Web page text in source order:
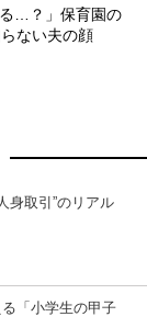
る…？」保育園の
ない夫の顔
身取引”のリアル
「小学生の甲子